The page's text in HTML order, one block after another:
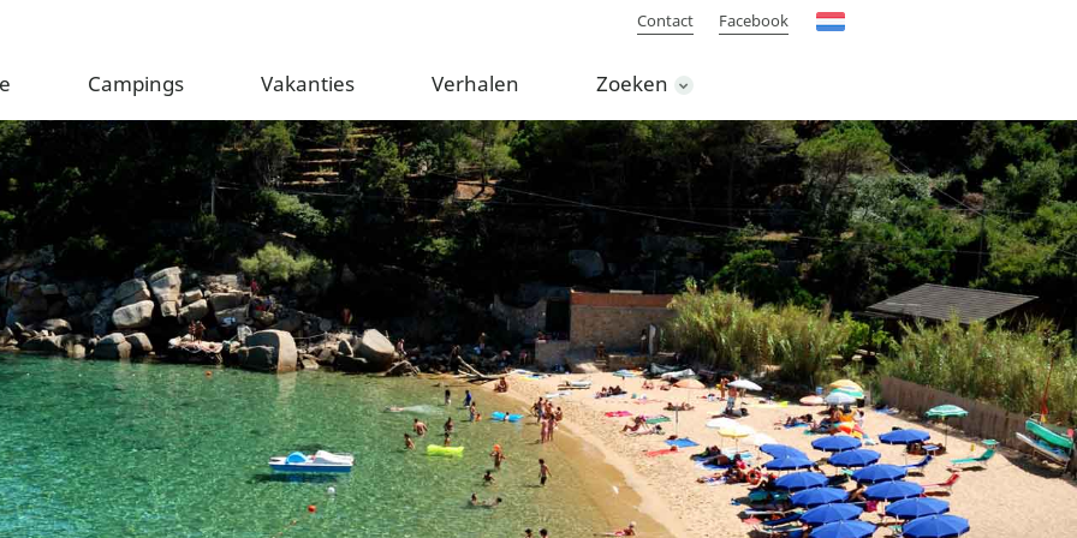
Campings Vakanties Verhalen Zoeken
Contact Facebook